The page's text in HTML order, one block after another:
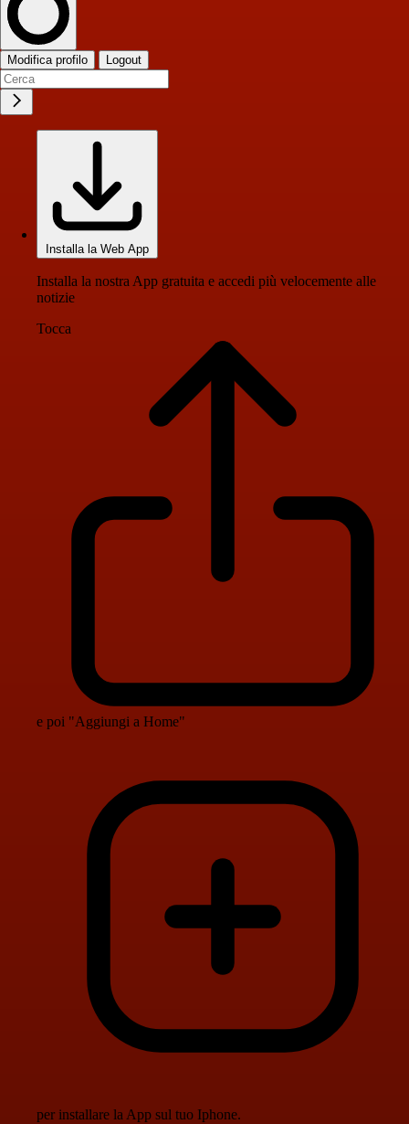
Modifica profilo Logout
Installa la Web App
Installa la nostra App gratuita e accedi più velocemente alle
notizie
Tocca
e poi "Aggiungi a Home"
per installare la App sul tuo Iphone.